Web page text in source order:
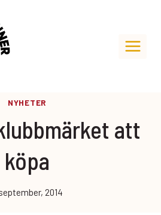
NYHETER
att
köpa
2014